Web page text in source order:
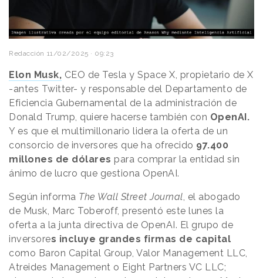
Redacción 11/02/2025 · 09:23
Elon Musk, CEO de Tesla y Space X, propietario de X
-antes Twitter- y responsable del Departamento de
Eficiencia Gubernamental de la administración de
Donald Trump, quiere hacerse también con OpenAI.
Y es que el multimillonario lidera la oferta de un
consorcio de inversores que ha ofrecido 97.400
millones de dólares para comprar la entidad sin
ánimo de lucro que gestiona OpenAI.
Según informa The Wall Street Journal, el abogado
de Musk, Marc Toberoff, presentó este lunes la
oferta a la junta directiva de OpenAI. El grupo de
inversores incluye grandes firmas de capital
como Baron Capital Group, Valor Management LLC,
Atreides Management o Eight Partners VC LLC;